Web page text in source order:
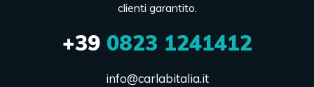
clienti garantito.
+390823 1241412
info@carlabitalia.it